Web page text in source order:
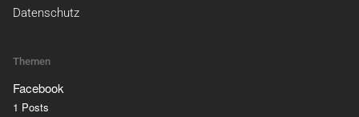
Datenschutz
Themen
Facebook
1 Posts